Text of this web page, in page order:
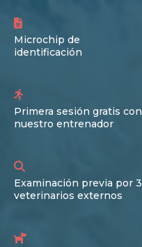
Microchip de
identificación
Primera sesión gratis con
nuestro entrenador
Examinación previa por 3
veterinarios externos